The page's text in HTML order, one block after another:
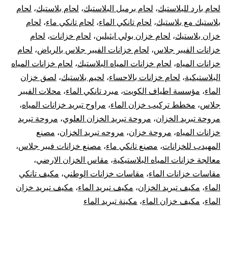
لحام بارد للبلاستيك، لحام برميل البلاستيك، لحام بلاستيك، لحام
بلاستيك مع بلاستيك، لحام تانكي الماء، لحام تانكي ماء، لحام
خزان بلاستيك، لحام خزان بولي ايثيلين، لحام خزانات، لحام
خزانات الفيبر جلاس، لحام خزانات الفيبر جلاس بالرياض، لحام
خزانات المياه، لحام خزانات المياه البلاستيك، لحام خزانات المياه
البلاستيكية، لحام خزانات بالاحساء، لحيم بلاستيك، لصق خزان
الماء، مؤسسة اطياف الكويت، مبرد تانكي الماء، محلات الفيبر
جلاس، مخطط تركيب خزان الماء، مراوح تبريد خزانات المياه،
مروحة تبريد الخزان، مروحة تبريد الخزان العلوي، مروحة تبريد
خزانات المياه، مروحة خزان، مروحه تبريد الخزان، مصنع
المهيدب للخزانات، مصنع تانكي ماء، مصنع خزانات فيبر جلاس،
معالجة خزانات المياه البلاستيكية، مقاس الخزان الارضي،
مقاسات خزانات الماء، مقاسات خزانات الوطني، مكيف تانكي
الماء، مكيف تبريد الخزان، مكيف تبريد الماء، مكيف تبريد خزان
الماء، مكيف خزان الماء، مكينة تبريد الماء